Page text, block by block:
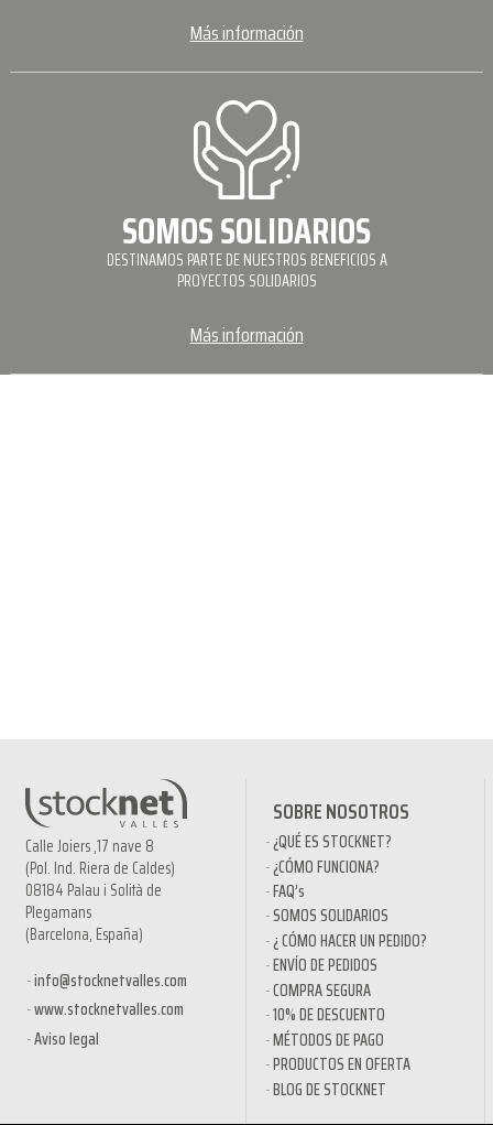
Más información
SOMOS SOLIDARIOS
DESTINAMOS PARTE DE NUESTROS BENEFICIOS A
PROYECTOS SOLIDARIOS
Más información
Calle Joiers ,17 nave 8
(Pol. Ind. Riera de Caldes)
08184 Palau i Solità de
Plegamans
(Barcelona, España)
info@stocknetvalles.com
www.stocknetvalles.com
Aviso legal
SOBRE NOSOTROS
¿QUÉ ES STOCKNET?
¿CÓMO FUNCIONA?
FAQ’s
SOMOS SOLIDARIOS
¿ CÓMO HACER UN PEDIDO?
ENVÍO DE PEDIDOS
COMPRA SEGURA
10% DE DESCUENTO
MÉTODOS DE PAGO
PRODUCTOS EN OFERTA
BLOG DE STOCKNET